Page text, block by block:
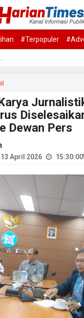
#Terpopuler
Dewan Pers
April 2026 15:30:00